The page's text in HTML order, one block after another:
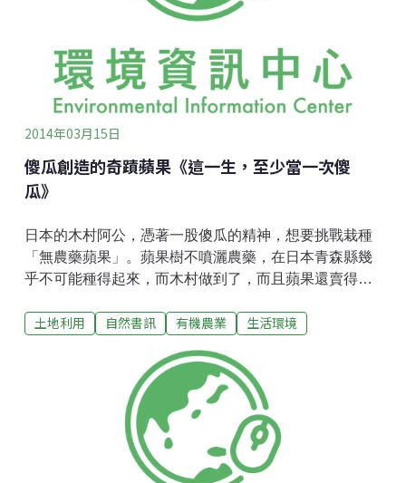
定要走一段的土地之旅「千里步道籌畫中心」集結民間
屯近3千公里無斷點的環臺千里步道，它是一條只提供徒
步行走與單車騎乘的美麗路徑。串聯步道最深的5位「千
里步道」夥伴，將縈繞在
2014年03月15日
傻瓜創造的奇蹟蘋果《這一生，至少當一次傻
瓜》
日本的木村阿公，憑著一股傻瓜的精神，想要挑戰栽種
「無農藥蘋果」。蘋果樹不噴灑農藥，在日本青森縣幾
乎不可能種得起來，而木村做到了，而且蘋果還賣得很
蹟！對大自然謙卑這是一個發生在日本的真實動人故
很想吃木村的無農藥「奇蹟蘋果」外，更想了解他對無
農藥的堅持過程和人生的奮鬥故事。堅持做一件對的
事，不論在什麼年代或什麼事情，往往都有令人很感動
的一面，木村深深感動我的地方就是在他對蘋果樹的謙
卑態度，對大自然的真誠守護，還有勇往直前的毅力與
決心。這些「奇蹟蘋果」的經驗，我也從栽種小麥的過
土地利用 自然書訊 有機農業 生活環境